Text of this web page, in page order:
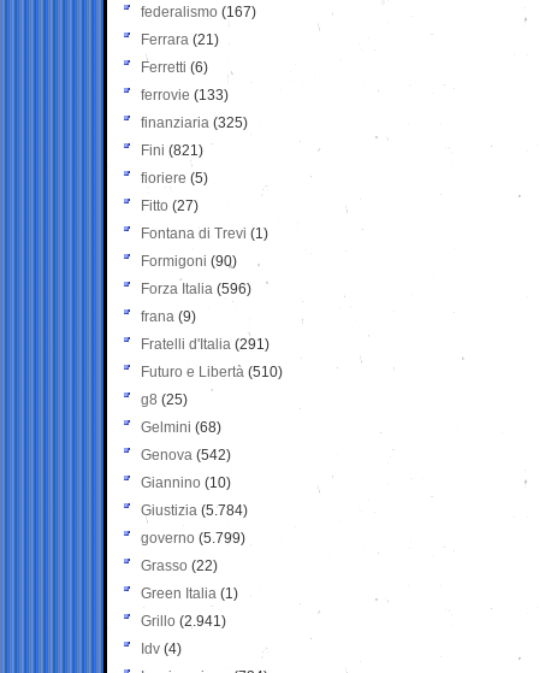
federalismo (167)
Ferrara (21)
Ferretti (6)
ferrovie (133)
finanziaria (325)
Fini (821)
fioriere (5)
Fitto (27)
Fontana di Trevi (1)
Formigoni (90)
Forza Italia (596)
frana (9)
Fratelli d'Italia (291)
Futuro e Libertà (510)
g8 (25)
Gelmini (68)
Genova (542)
Giannino (10)
Giustizia (5.784)
governo (5.799)
Grasso (22)
Green Italia (1)
Grillo (2.941)
Idv (4)